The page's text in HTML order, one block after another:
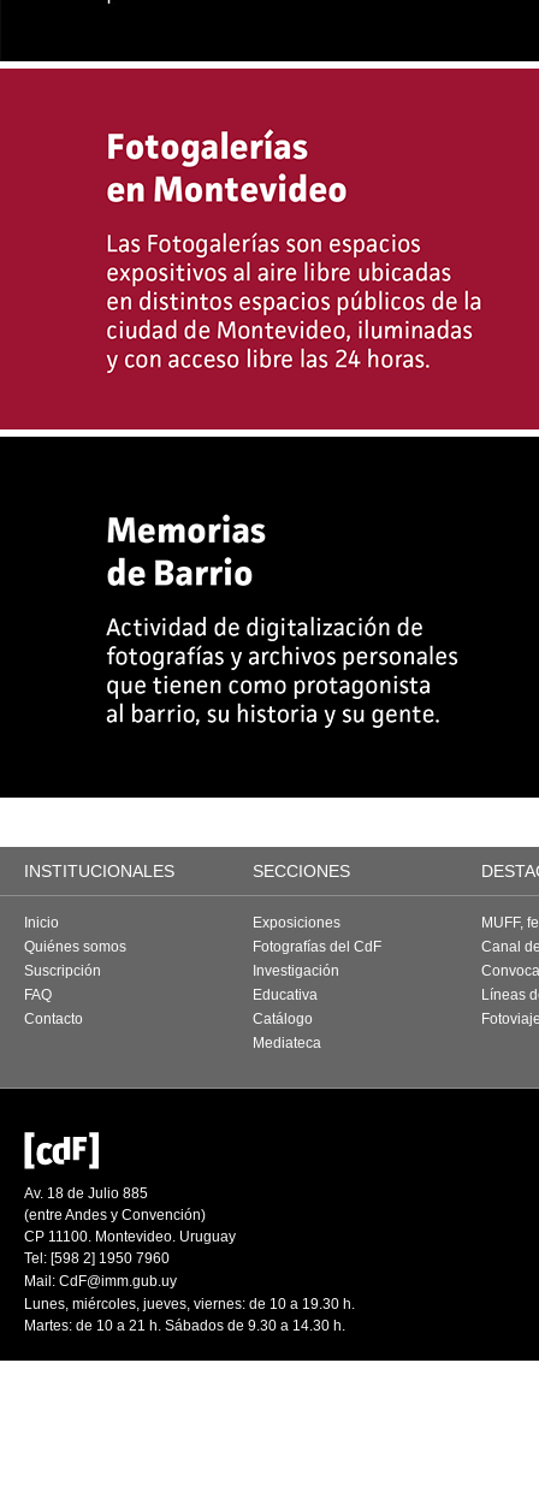
INSTITUCIONALES SECCIONES
Inicio
Quiénes somos
Suscripción
FAQ
Contacto
Exposiciones
Fotografías del CdF
Investigación
Educativa
Catálogo
Mediateca
MUFF,
Canal
Líneas
Av. 18 de Julio 885
(entre Andes y Convención)
CP 11100. Montevideo. Uruguay
Tel: [598 2] 1950 7960
Mail: CdF@imm.gub.uy
Lunes, miércoles, jueves, viernes: de 10 a 19.30 h.
Martes: de 10 a 21 h. Sábados de 9.30 a 14.30 h.